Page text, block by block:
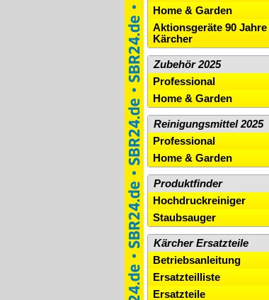
Home & Garden
Aktionsgeräte 90 Jahre
Kärcher
Zubehör 2025
Professional
Home & Garden
Reinigungsmittel 2025
Professional
Home & Garden
Produktfinder
Hochdruckreiniger
Staubsauger
Kärcher Ersatzteile
Betriebsanleitung
Ersatzteilliste
Ersatzteile